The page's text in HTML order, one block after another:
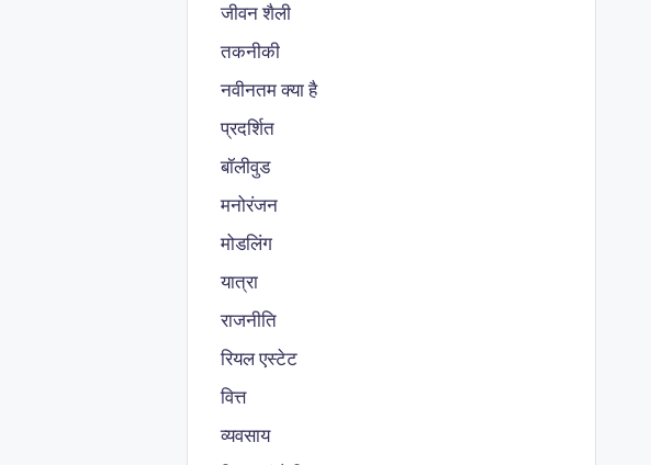
जीवन शैली
तकनीकी
नवीनतम क्या है
प्रदर्शित
बॉलीवुड
मनोरंजन
मोडलिंग
यात्रा
राजनीति
रियल एस्टेट
वित्त
व्यवसाय